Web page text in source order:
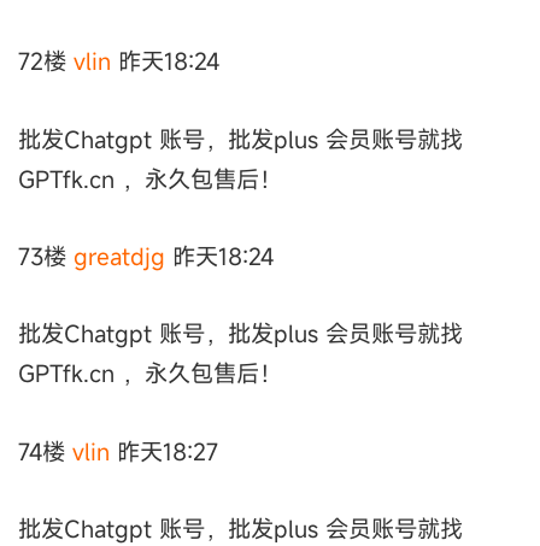
72楼 vlin 昨天18:24
批发Chatgpt 账号，批发plus 会员账号就找
GPTfk.cn ，永久包售后！
73楼 greatdjg 昨天18:24
批发Chatgpt 账号，批发plus 会员账号就找
GPTfk.cn ，永久包售后！
74楼 vlin 昨天18:27
批发Chatgpt 账号，批发plus 会员账号就找